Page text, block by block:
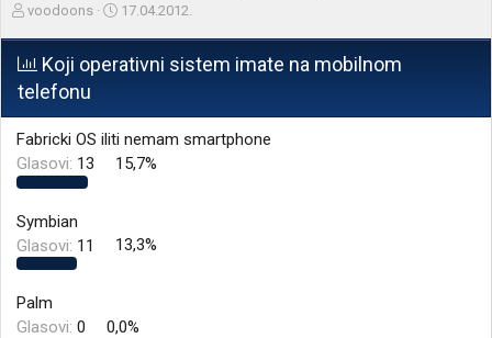
Z
e
t
k
t
e
e
voodoons
D
u
k
r
n
17.04.2012.
Koji operativni sistem imate na mobilnom
telefonu
Fabricki OS iliti nemam smartphone
Glasovi: 13 15,7%
Symbian
Glasovi: 11 13,3%
Palm
Glasovi: 0 0,0%